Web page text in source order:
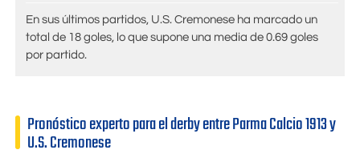
En sus últimos partidos, U.S. Cremonese ha marcado un
total de 18 goles, lo que supone una media de 0.69 goles
por partido.
Pronóstico experto para el derby entre Parma Calcio 1913 y
U.S. Cremonese